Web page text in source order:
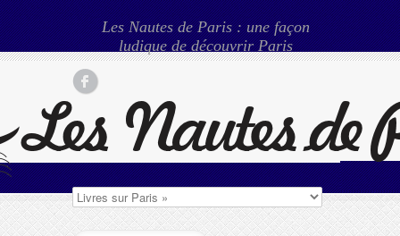
Les Nautes de Paris : une façon
ludique de découvrir Paris